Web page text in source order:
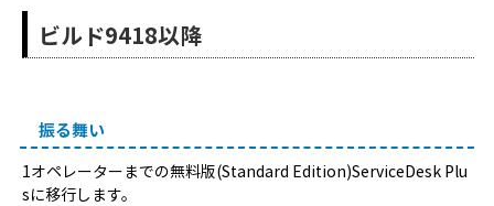
ビルド9418以降
振る舞い
1オペレーターまでの無料版(Standard Edition)ServiceDesk Plu
sに移行します。